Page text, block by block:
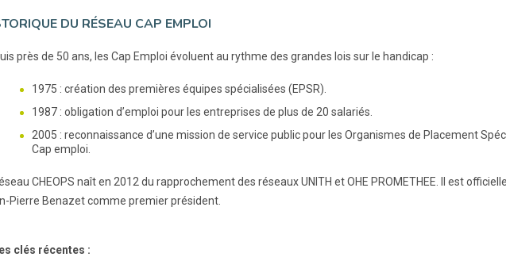
DU RÉSEAU CAP EMPLOI
près de 50 ans, les Cap Emploi évoluent au rythme des grandes lois sur le handicap :
1975 : création des premières équipes spécialisées (EPSR).
1987 : obligation d’emploi pour les entreprises de plus de 20 salariés.
2005 : reconnaissance d’une mission de service public pour les Organismes de Placement
Cap emploi.
CHEOPS naît en 2012 du rapprochement des réseaux UNITH et OHE PROMETHEE. Il est
Pierre Benazet comme premier président.
clés récentes :